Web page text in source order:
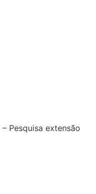
Pesquisa extensão